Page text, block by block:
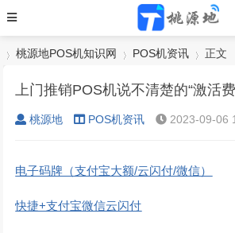
桃源地POS机知识网
›
POS机资讯
›
正文
上门推销POS机说不清楚的“激活费
桃源地 POS机资讯 2023-09-06
电子码牌（支付宝大额/云闪付/微信）
快捷+支付宝微信云闪付